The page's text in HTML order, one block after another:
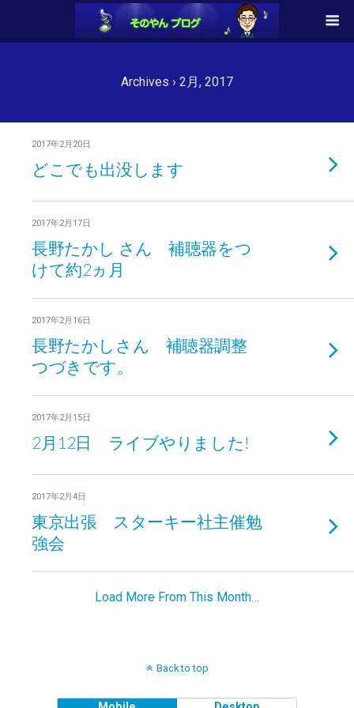
Archives › 2月, 2017
2017年2月20日
どこでも出没します
2017年2月17日
長野たかし さん 補聴器をつ
けて約2ヵ月
2017年2月16日
長野たかしさん 補聴器調整
つづきです。
2017年2月15日
2月12日 ライブやりました!
2017年2月4日
東京出張 スターキー社主催勉
強会
Load More From This Month…
Back to top